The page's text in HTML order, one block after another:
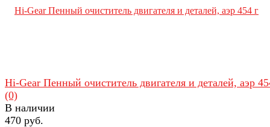
Hi-Gear Пенный очиститель двигателя и деталей, аэр
(0)
В наличии
470 руб.